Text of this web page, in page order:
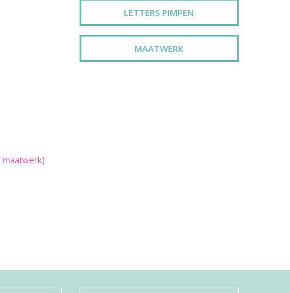
maatwerk)
LETTERS PIMPEN
MAATWERK